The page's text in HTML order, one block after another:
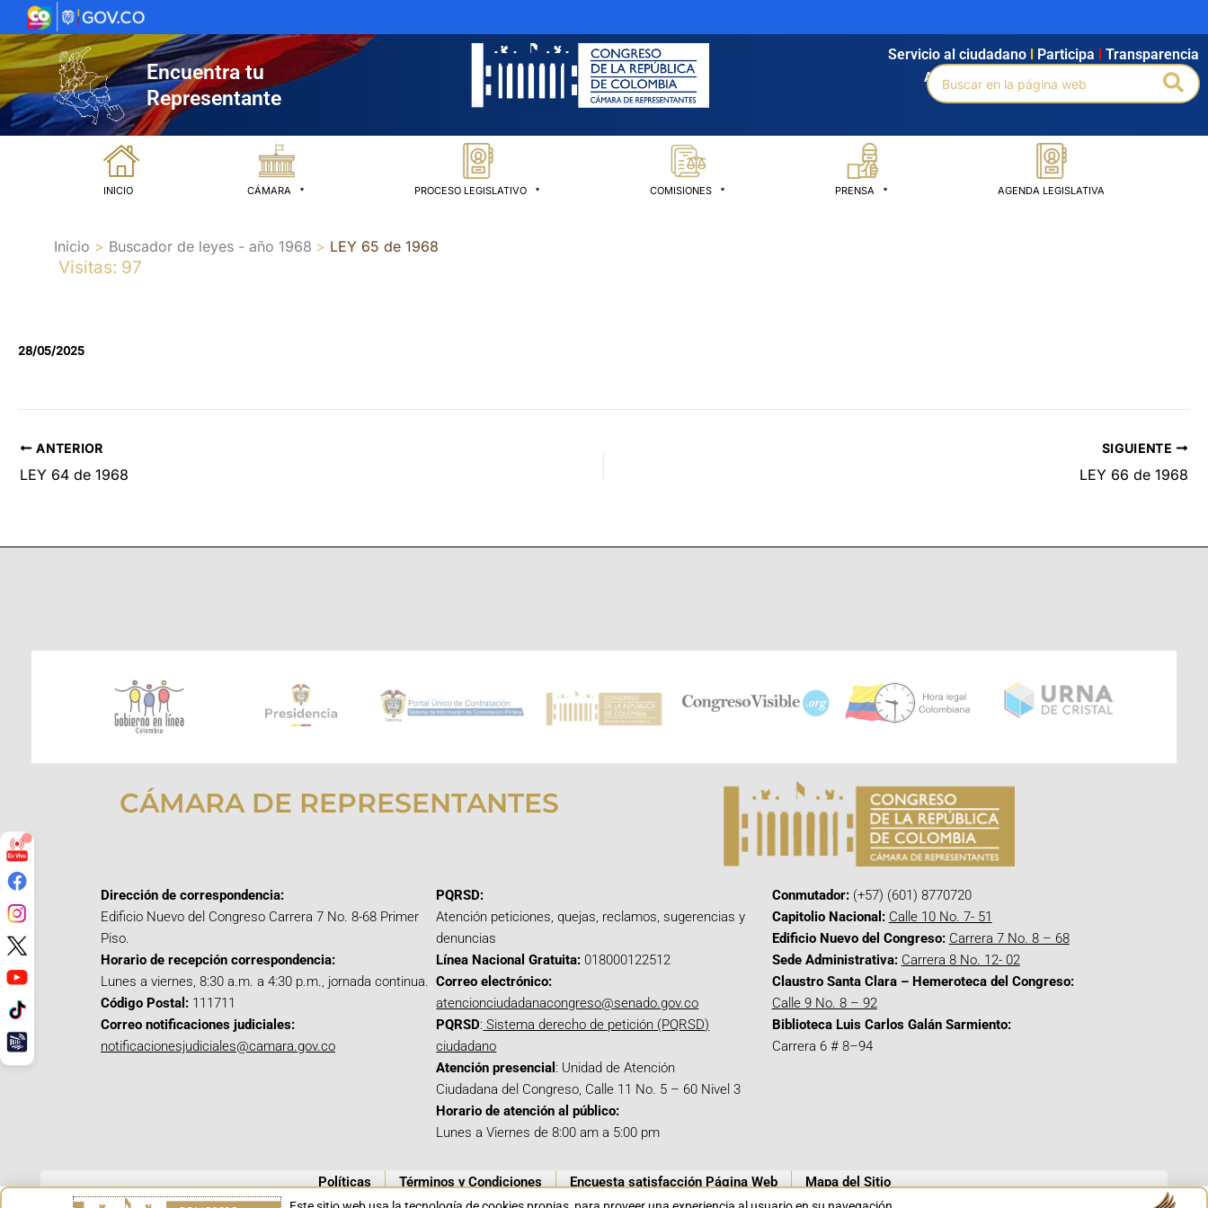
al
contenido
Encuentra tu
Representante
Agendamiento Intranet Búsqueda avanzada
Servicio al ciudadano Participa Transparencia
Buscar
por:
INICIO CÁMARA PROCESO LEGISLATIVO COMISIONES PRENSA AGENDA LEGISLATIVA
Inicio Buscador de leyes - año 1968 LEY 65 de 1968
Visitas: 97
28/05/2025
ANTERIOR
LEY 64 de 1968
SIGUIENTE
LEY 66 de 1968
CÁMARA DE REPRESENTANTES
Dirección de correspondencia:
Edificio Nuevo del Congreso Carrera 7 No. 8-68 Primer
Piso.
Horario de recepción correspondencia:
Lunes a viernes, 8:30 a.m. a 4:30 p.m., jornada continua.
Código Postal: 111711
Correo notificaciones judiciales:
notificacionesjudiciales@camara.gov.co
PQRSD:
Atención peticiones, quejas, reclamos, sugerencias y
denuncias
Línea Nacional Gratuita: 018000122512
Correo electrónico:
atencionciudadanacongreso@senado.gov.co
PQRSD: Sistema derecho de petición (PQRSD)
ciudadano
Atención presencial : Unidad de Atención
Ciudadana del Congreso, Calle 11 No. 5 – 60 Nivel 3
Horario de atención al público:
Lunes a Viernes de 8:00 am a 5:00 pm
Conmutador:(+57) (601) 8770720
Capitolio Nacional: Calle 10 No. 7- 51
Edificio Nuevo del Congreso: Carrera 7 No. 8 – 68
Sede Administrativa: Carrera 8 No. 12- 02
Claustro Santa Clara – Hemeroteca del Congreso:
Calle 9 No. 8 – 92
Biblioteca Luis Carlos Galán Sarmiento:
Carrera 6 # 8–94
Políticas Términos y Condiciones Encuesta satisfacción Página Web Mapa del Sitio